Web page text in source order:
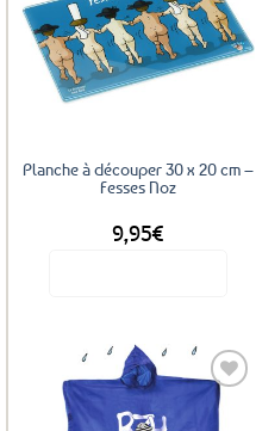
Ajouter
aux
Planche à découper 30 x 20 cm –
Fesses Noz
9,95€